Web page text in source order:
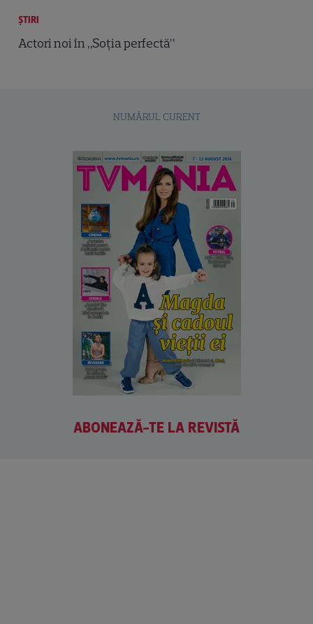
ȘTIRI
Actori noi în „Soţia perfectă”
NUMĂRUL CURENT
ABONEAZĂ-TE LA REVISTĂ